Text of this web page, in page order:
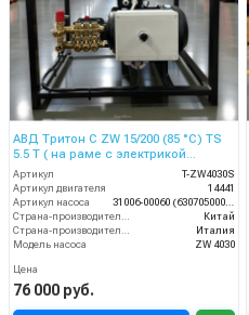
АВД Тритон C ZW 15/200 (85 °C) TS
5.5 T ( на раме с электрикой
теплозащитой)
Артикул
T-ZW4030S
Артикул двигателя
14441
Артикул насоса
Китай
Италия
Модель насоса
ZW 4030
Цена
76 000 руб.